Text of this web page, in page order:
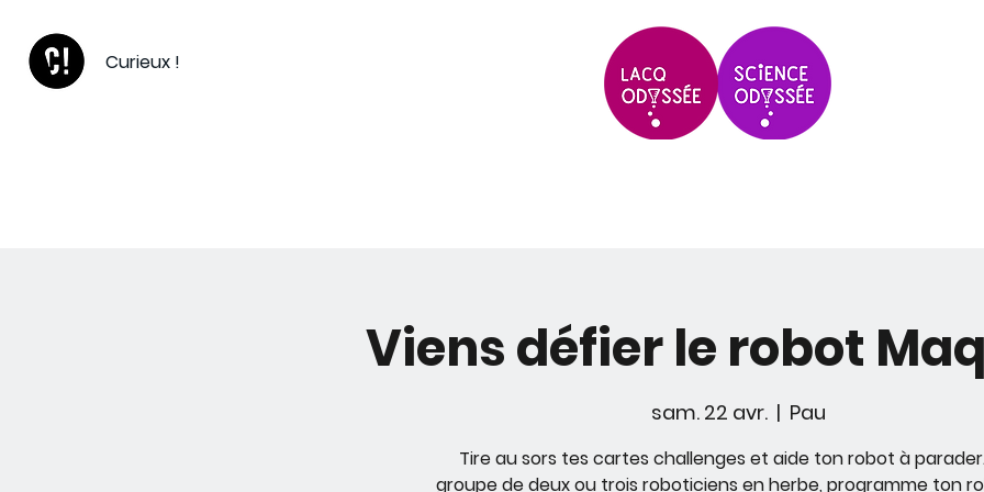
Curieux !
Viens défier le robot
sam. 22 avr.
  |
Pau
Tire au sors tes cartes challenges et aide ton robot à
groupe de deux ou trois roboticiens en herbe, programme ton